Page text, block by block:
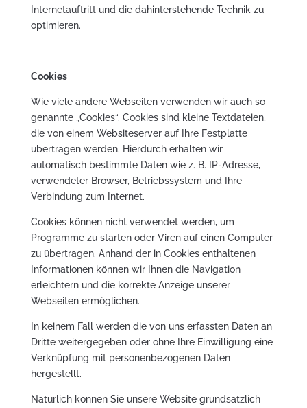
Internetauftritt und die dahinterstehende Technik zu
optimieren.
Cookies
Wie viele andere Webseiten verwenden wir auch so
genannte „Cookies“. Cookies sind kleine Textdateien,
die von einem Websiteserver auf Ihre Festplatte
übertragen werden. Hierdurch erhalten wir
automatisch bestimmte Daten wie z. B. IP-Adresse,
verwendeter Browser, Betriebssystem und Ihre
Verbindung zum Internet.
Cookies können nicht verwendet werden, um
Programme zu starten oder Viren auf einen Computer
zu übertragen. Anhand der in Cookies enthaltenen
Informationen können wir Ihnen die Navigation
erleichtern und die korrekte Anzeige unserer
Webseiten ermöglichen.
In keinem Fall werden die von uns erfassten Daten an
Dritte weitergegeben oder ohne Ihre Einwilligung eine
Verknüpfung mit personenbezogenen Daten
hergestellt.
Natürlich können Sie unsere Website grundsätzlich